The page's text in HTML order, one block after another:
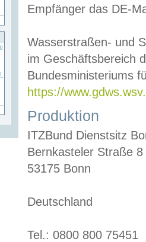
Empfänger das DE-
Wasserstraßen- und
im Geschäftsbereich
Bundesministeriums
https://
Produktion
ITZBund Dienstsitz
Bernkasteler Straße 8
53175 Bonn
Deutschland
Tel.: 0800 800 75451